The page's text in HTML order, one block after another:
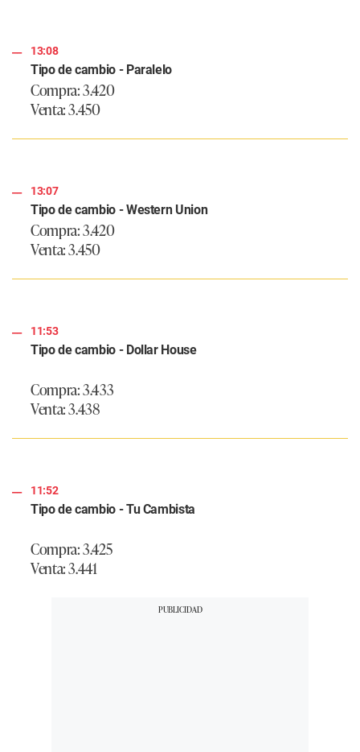
13:08
Tipo de cambio - Paralelo
Compra: 3.420
Venta: 3.450
13:07
Tipo de cambio - Western Union
Compra: 3.420
Venta: 3.450
11:53
Tipo de cambio - Dollar House
Compra: 3.433
Venta: 3.438
11:52
Tipo de cambio - Tu Cambista
Compra: 3.425
Venta: 3.441